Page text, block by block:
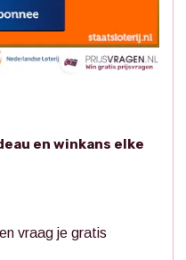
en winkans elke
vraag je gratis